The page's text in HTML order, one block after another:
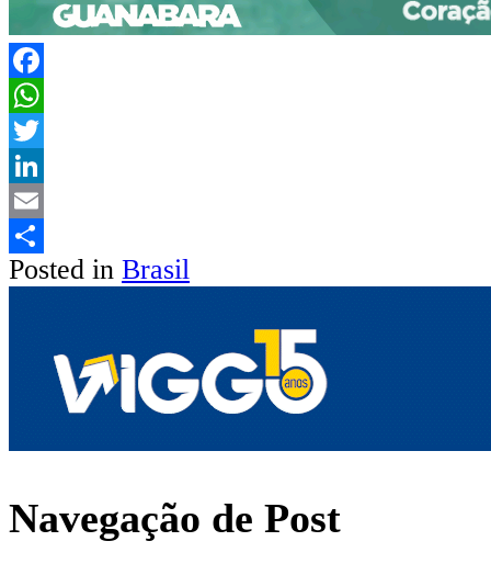
Facebook
WhatsApp
Twitter
LinkedIn
Email
Share
Posted in Brasil
Navegação de Post